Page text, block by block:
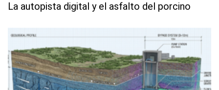
La autopista digital y el asfalto del porcino